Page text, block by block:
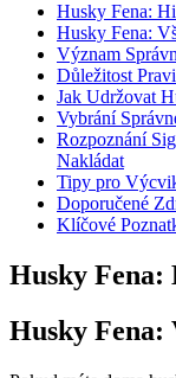
Husky Fena:
Husky Fena:
Význam
Důležitost
Jak Udržovat
Vybrání
Rozpoznání
Nakládat
Tipy pro
Doporučené
Klíčové
Husky Fena:
Husky Fena: